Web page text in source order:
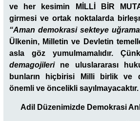
ve her kesimin MİLLİ BİR
girmesi ve ortak noktalarda
“Aman demokrasi sekteye
Ülkenin, Milletin ve Devletin
asla göz yumulmamalıdır.
demagojilerine uluslararası
bunların hiçbirisi Milli birlik ve
önemli ve öncelikli sayılmayacaktır.
Adil Düzenimizde Demokrasi